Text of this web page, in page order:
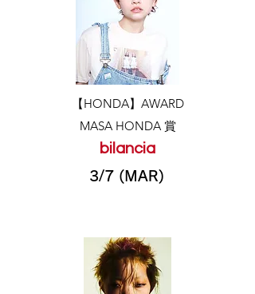
​【HONDA】AWARD
​MASA HONDA 賞
bilancia
3/7 (MAR)